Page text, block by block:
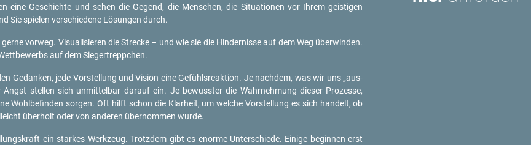
eine Ge­schich­te und sehen die Ge­gend, die Men­schen, die Si­tua­tio­nen vor Ihrem geis­ti­gen
Sie spie­len ver­schie­de­ne Lö­sun­gen durch.
vor­weg. Vi­sua­li­sie­ren die Stre­cke – und wie sie die Hin­der­nis­se auf dem Weg über­win­den.
auf dem Sie­ger­trepp­chen.
Ge­dan­ken, jede Vor­stel­lung und Vi­si­on eine Ge­fühls­re­ak­ti­on. Je nach­dem, was wir uns „aus­
Angst stel­len sich un­mit­tel­bar dar­auf ein. Je be­wuss­ter die Wahr­neh­mung die­ser Pro­zes­se,
Wohl­be­fin­den sor­gen. Oft hilft schon die Klar­heit, um wel­che Vor­stel­lung es sich han­delt, ob
über­holt oder von an­de­ren über­nom­men wurde.
ein star­kes Werk­zeug. Trotz­dem gibt es enor­me Un­ter­schie­de. Ei­ni­ge be­gin­nen erst